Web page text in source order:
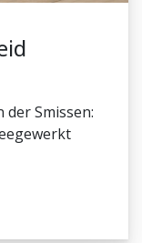
Smissen: